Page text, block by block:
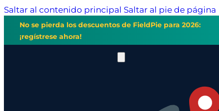
Saltar al contenido principal Saltar al pie de página
No se pierda los descuentos de FieldPie para 2026:
¡regístrese ahora!